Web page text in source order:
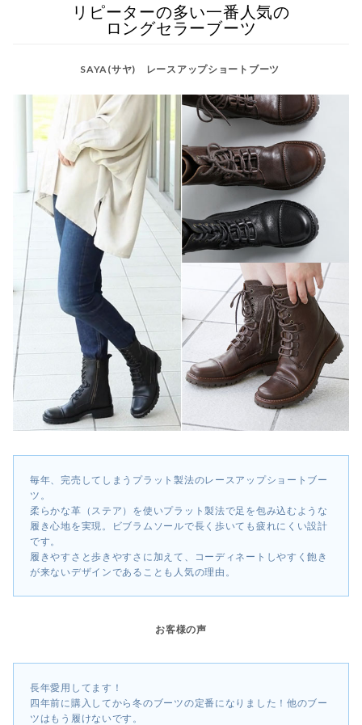
リピーターの多い一番人気の
ロングセラーブーツ
SAYA(サヤ) レースアップショートブーツ
毎年、完売してしまうプラット製法のレースアップショートブー
ツ。
柔らかな革（ステア）を使いプラット製法で足を包み込むような
履き心地を実現。ビブラムソールで長く歩いても疲れにくい設計
です。
履きやすさと歩きやすさに加えて、コーディネートしやすく飽き
が来ないデザインであることも人気の理由。
お客様の声
長年愛用してます！
四年前に購入してから冬のブーツの定番になりました！他のブー
ツはもう履けないです。